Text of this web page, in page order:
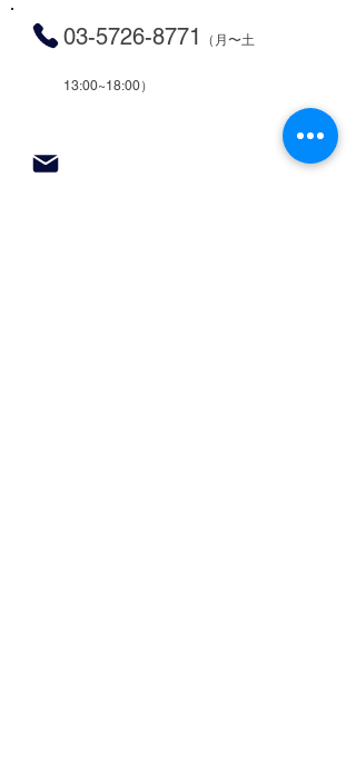
03-5726-8771 （月〜土
13:00~18:00）
体験授業・資料請求申込み